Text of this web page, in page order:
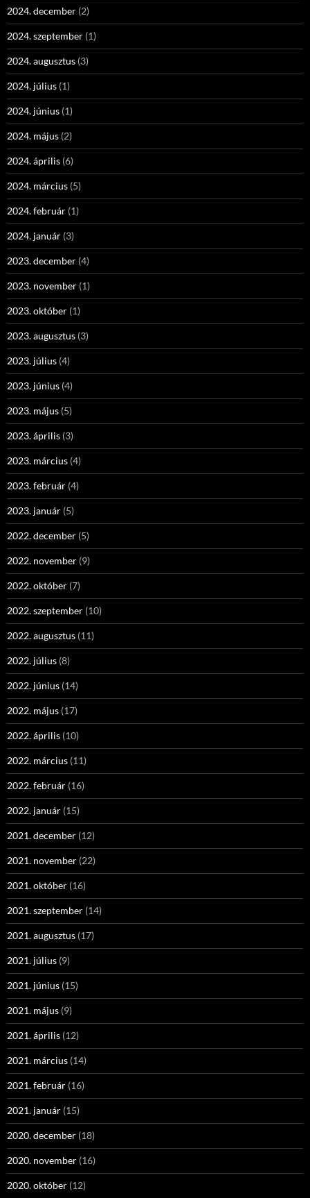
2024. december (2)
2024. szeptember (1)
2024. augusztus (3)
2024. július (1)
2024. június (1)
2024. május (2)
2024. április (6)
2024. március (5)
2024. február (1)
2024. január (3)
2023. december (4)
2023. november (1)
2023. október (1)
2023. augusztus (3)
2023. július (4)
2023. június (4)
2023. május (5)
2023. április (3)
2023. március (4)
2023. február (4)
2023. január (5)
2022. december (5)
2022. november (9)
2022. október (7)
2022. szeptember (10)
2022. augusztus (11)
2022. július (8)
2022. június (14)
2022. május (17)
2022. április (10)
2022. március (11)
2022. február (16)
2022. január (15)
2021. december (12)
2021. november (22)
2021. október (16)
2021. szeptember (14)
2021. augusztus (17)
2021. július (9)
2021. június (15)
2021. május (9)
2021. április (12)
2021. március (14)
2021. február (16)
2021. január (15)
2020. december (18)
2020. november (16)
2020. október (12)